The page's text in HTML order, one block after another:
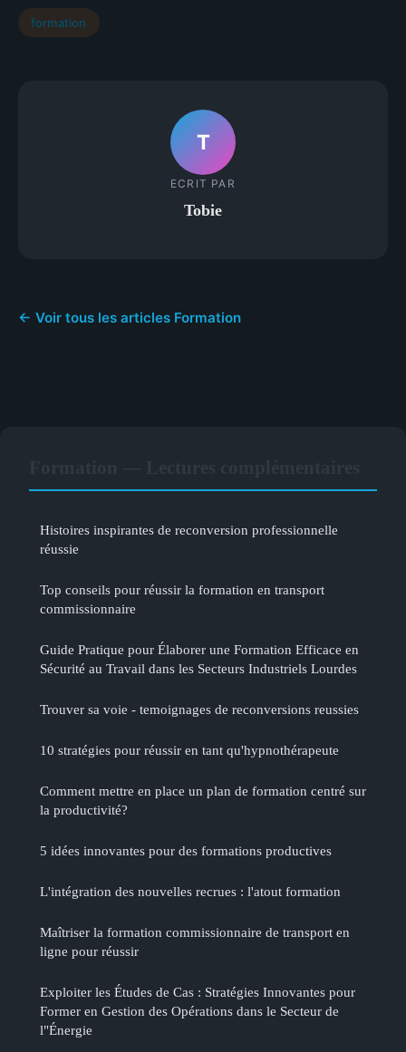
formation
T
ECRIT PAR
Tobie
← Voir tous les articles Formation
Histoires inspirantes de reconversion professionnelle
réussie
Top conseils pour réussir la formation en transport
commissionnaire
Guide Pratique pour Élaborer une Formation Efficace en
Sécurité au Travail dans les Secteurs Industriels Lourdes
Trouver sa voie - temoignages de reconversions reussies
10 stratégies pour réussir en tant qu'hypnothérapeute
Comment mettre en place un plan de formation centré sur
la productivité?
5 idées innovantes pour des formations productives
L'intégration des nouvelles recrues : l'atout formation
Maîtriser la formation commissionnaire de transport en
ligne pour réussir
Exploiter les Études de Cas : Stratégies Innovantes pour
Former en Gestion des Opérations dans le Secteur de
l"Énergie